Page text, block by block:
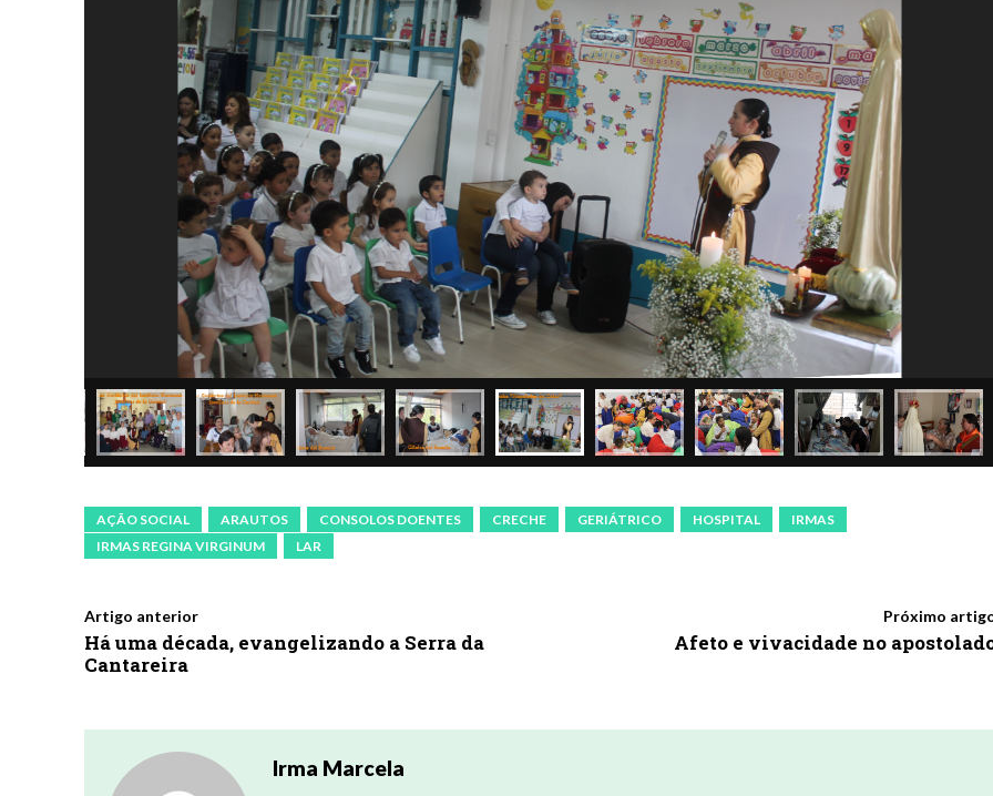
AÇÃO SOCIAL ARAUTOS CONSOLOS DOENTES CRECHE GERIÁTRICO HOSPITAL
IRMAS
IRMAS REGINA VIRGINUM
LAR
Artigo anterior
Há uma década, evangelizando a Serra da
Cantareira
Próximo
Afeto e vivacidade no
Irma Marcela